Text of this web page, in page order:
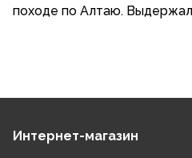
походе по Алтаю.
Интернет-магазин